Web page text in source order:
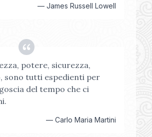
— James Russell Lowell
potere, sicurezza,
sono tutti espedienti per
del tempo che ci
— Carlo Maria Martini